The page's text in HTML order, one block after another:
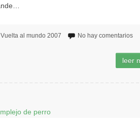
Vuelta al mundo 2007 No hay comentarios